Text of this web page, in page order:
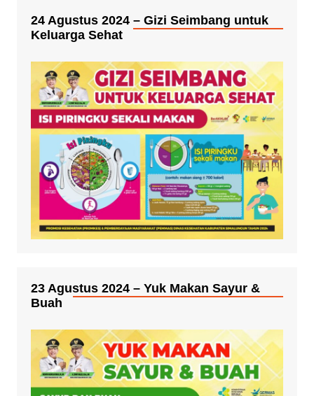
24 Agustus 2024 – Gizi Seimbang untuk
Keluarga Sehat
23 Agustus 2024 – Yuk Makan Sayur &
Buah